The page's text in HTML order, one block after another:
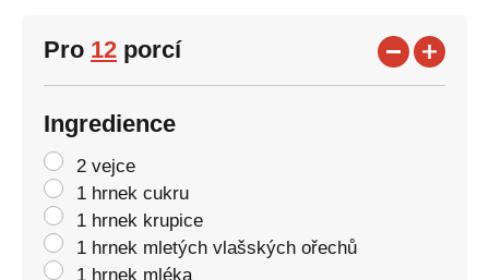
Pro 12 porcí
Ingredience
2 vejce
1 hrnek cukru
1 hrnek krupice
1 hrnek mletých vlašských ořechů
1 hrnek mléka